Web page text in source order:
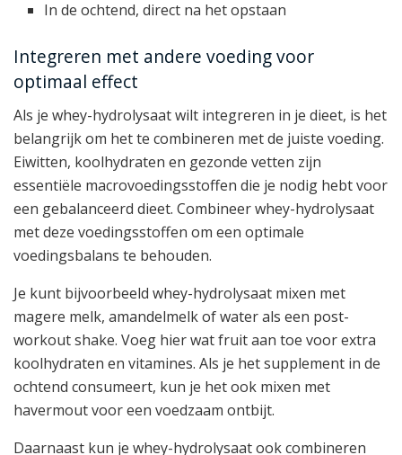
In de ochtend, direct na het opstaan
Integreren met andere voeding voor
optimaal effect
Als je whey-hydrolysaat wilt integreren in je dieet, is het
belangrijk om het te combineren met de juiste voeding.
Eiwitten, koolhydraten en gezonde vetten zijn
essentiële macrovoedingsstoffen die je nodig hebt voor
een gebalanceerd dieet. Combineer whey-hydrolysaat
met deze voedingsstoffen om een optimale
voedingsbalans te behouden.
Je kunt bijvoorbeeld whey-hydrolysaat mixen met
magere melk, amandelmelk of water als een post-
workout shake. Voeg hier wat fruit aan toe voor extra
koolhydraten en vitamines. Als je het supplement in de
ochtend consumeert, kun je het ook mixen met
havermout voor een voedzaam ontbijt.
Daarnaast kun je whey-hydrolysaat ook combineren